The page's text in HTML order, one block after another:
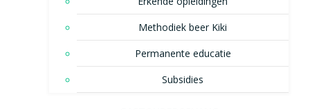
Methodiek beer Kiki
Permanente educatie
Subsidies